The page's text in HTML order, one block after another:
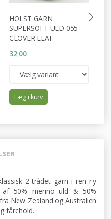
HOLST GARN
SUPERSOFT ULD 055
CLOVER LEAF
32,00
Læg i kurv
2-trådet garn i ren ny
af 50% merino uld & 50%
New Zealand og Australien
fårehold.